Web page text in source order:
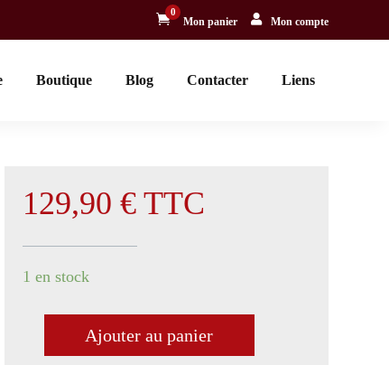

0
Mon panier  Mon compte
Boutique Blog Contacter Liens
129,90 € TTC
1 en stock
Ajouter au panier